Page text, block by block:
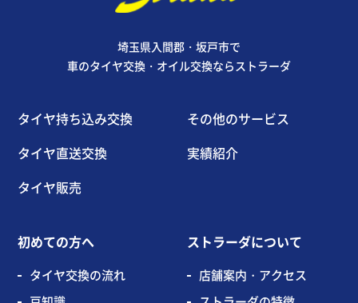
埼玉県入間郡・坂戸市で
車のタイヤ交換・オイル交換ならストラーダ
タイヤ持ち込み交換
タイヤ直送交換
タイヤ販売
その他のサービス
実績紹介
初めての方へ
タイヤ交換の流れ
ストラーダについて
店舗案内・アクセス